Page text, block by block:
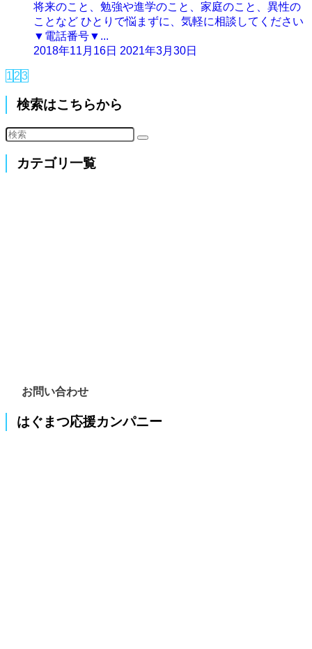
将来のこと、勉強や進学のこと、家庭のこと、異性の
ことなど ひとりで悩まずに、気軽に相談してください
▼電話番号▼...
2018年11月16日 2021年3月30日
1 23
検索はこちらから
カテゴリ一覧
お問い合わせ
はぐまつ応援カンパニー